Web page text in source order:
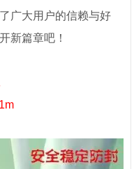
广大用户的信赖与好
新篇章吧！